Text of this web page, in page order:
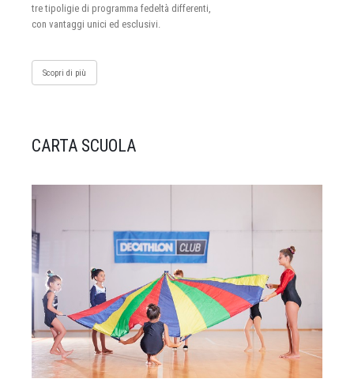
tre tipoligie di programma fedeltà differenti,
con vantaggi unici ed esclusivi.
Scopri di più
CARTA SCUOLA